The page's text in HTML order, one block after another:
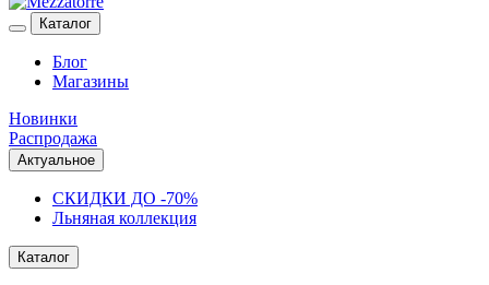
Каталог
Блог
Магазины
Новинки
Распродажа
Актуальное
СКИДКИ ДО -70%
Льняная коллекция
Каталог